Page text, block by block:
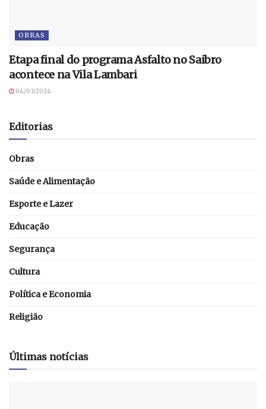
OBRAS
Etapa final do programa Asfalto no Saibro
acontece na Vila Lambari
04/03/2024
Editorias
Obras
Saúde e Alimentação
Esporte e Lazer
Educação
Segurança
Cultura
Política e Economia
Religião
Últimas notícias